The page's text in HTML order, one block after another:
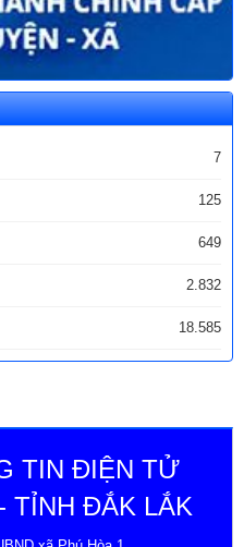
7
125
649
2.832
18.585
TIN ĐIỆN TỬ
TỈNH ĐẮK LẮK